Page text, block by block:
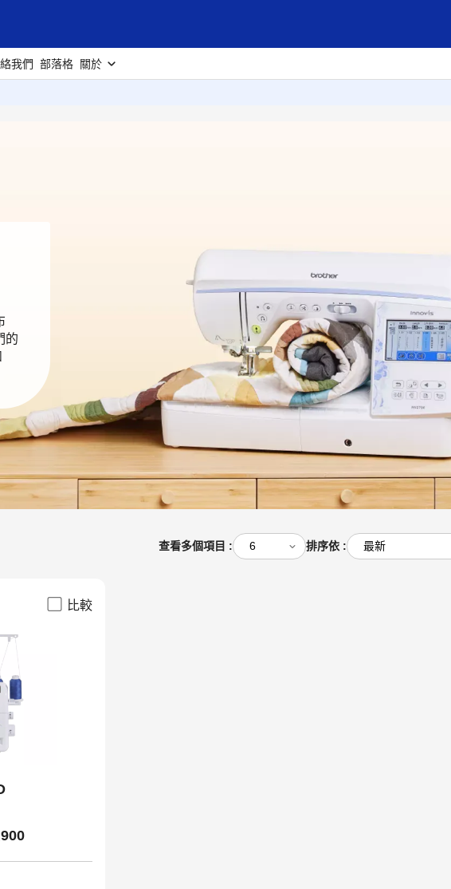
我們 部落格 關於
的
查看多個項目 : 排序依 :
比較